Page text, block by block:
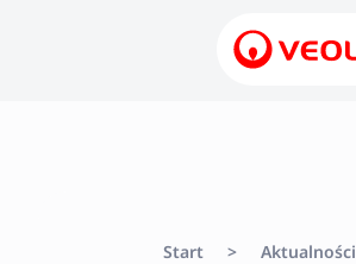
Start > Aktualności